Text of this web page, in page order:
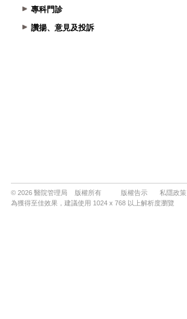
專科門診
讚揚、意見及投訴
© 2026 醫院管理局 版權所有 版權告示 私隱政策
為獲得至佳效果，建議使用 1024 x 768 以上解析度瀏覽